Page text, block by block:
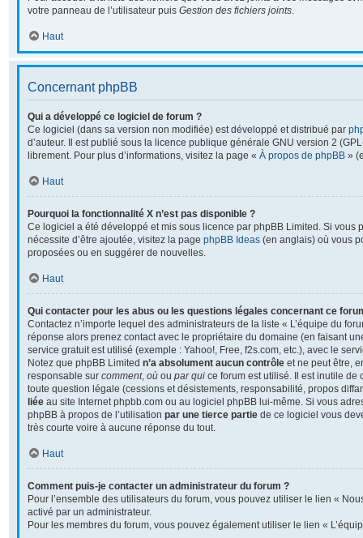
votre panneau de l’utilisateur puis Gestion des fichiers joints.
Haut
Concernant phpBB
Qui a développé ce logiciel de forum ?
Ce logiciel (dans sa version non modifiée) est développé et distribué par
d’auteur. Il est publié sous la licence publique générale GNU version 2
librement. Pour plus d’informations, visitez la page « À propos de phpBB »
Haut
Pourquoi la fonctionnalité X n’est pas disponible ?
Ce logiciel a été développé et mis sous licence par phpBB Limited. Si vous
nécessite d’être ajoutée, visitez la page phpBB Ideas (en anglais) où vous
proposées ou en suggérer de nouvelles.
Haut
Qui contacter pour les abus ou les questions légales concernant ce
Contactez n’importe lequel des administrateurs de la liste « L’équipe du
réponse alors prenez contact avec le propriétaire du domaine (en faisant
service gratuit est utilisé (exemple : Yahoo!, Free, f2s.com, etc.), avec le
Notez que phpBB Limited n’a absolument aucun contrôle et ne peut être,
responsable sur comment, où ou par qui ce forum est utilisé. Il est inutile de
toute question légale (cessions et désistements, responsabilité, propos
liée au site Internet phpbb.com ou au logiciel phpBB lui-même. Si vous
phpBB à propos de l’utilisation par une tierce partie de ce logiciel vous
très courte voire à aucune réponse du tout.
Haut
Comment puis-je contacter un administrateur du forum ?
Pour l’ensemble des utilisateurs du forum, vous pouvez utiliser le lien «
activé par un administrateur.
Pour les membres du forum, vous pouvez également utiliser le lien «